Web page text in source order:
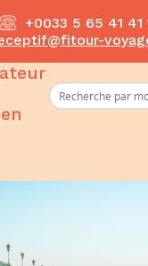
+0033 5 65 41 41